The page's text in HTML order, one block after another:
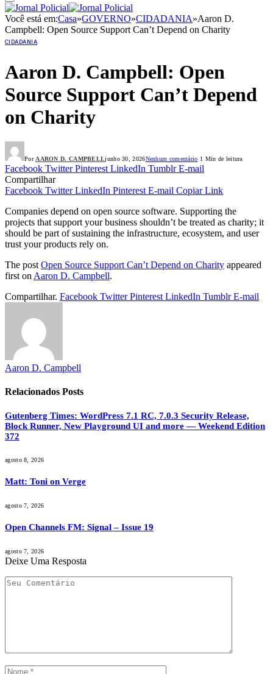
Você está em:Casa»GOVERNO»CIDADANIA»Aaron D.
Campbell: Open Source Support Can’t Depend on Charity
CIDADANIA
Aaron D. Campbell: Open
Source Support Can’t Depend
on Charity
Por AARON D. CAMPBELLjunho 30, 2026Nenhum comentário 1 Min de leitura
Facebook Twitter Pinterest LinkedIn Tumblr E-mail
Compartilhar
Facebook Twitter LinkedIn Pinterest E-mail Copiar Link
Companies depend on open source software. Supporting the
projects that support your business shouldn’t be treated as charity; it
should be part of sustaining the infrastructure, ecosystem, and user
trust your products rely on.
The post Open Source Support Can’t Depend on Charity appeared
first on Aaron D. Campbell.
Compartilhar. Facebook Twitter Pinterest LinkedIn Tumblr E-mail
Aaron D. Campbell
Relacionados Posts
Gutenberg Times: WordPress 7.1 RC, 7.0.3 Security Release,
Block Runner, New Playground UI and more — Weekend Edition
372
agosto 8, 2026
Matt: Toni on Verge
agosto 7, 2026
Open Channels FM: Signal – Issue 19
agosto 7, 2026
Deixe Uma Resposta